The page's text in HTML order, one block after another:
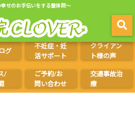
せのお手伝いをする整体院～
グ
不妊症・妊
活サポート
クライアン
ト様の声
/
ご予約/お
問い合わせ
交通事故治
療